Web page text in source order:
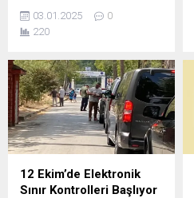
gerektiriyor. Sınır
kapılarından geri dönmek
istenmeyen durumlarla
karşılaşmak istemiyorsanız,
aşağıdaki uyarılarımıza
dikkat edin. PASAPORT:
Kendinizin ve sizinle
seyahat edecek diğer aile
fertlerinin pasaportlarının
geçerliliğini ve sürelerini
03.01.2025
0
220
12 Ekim’de Elektronik
Sınır Kontrolleri Başlıyor